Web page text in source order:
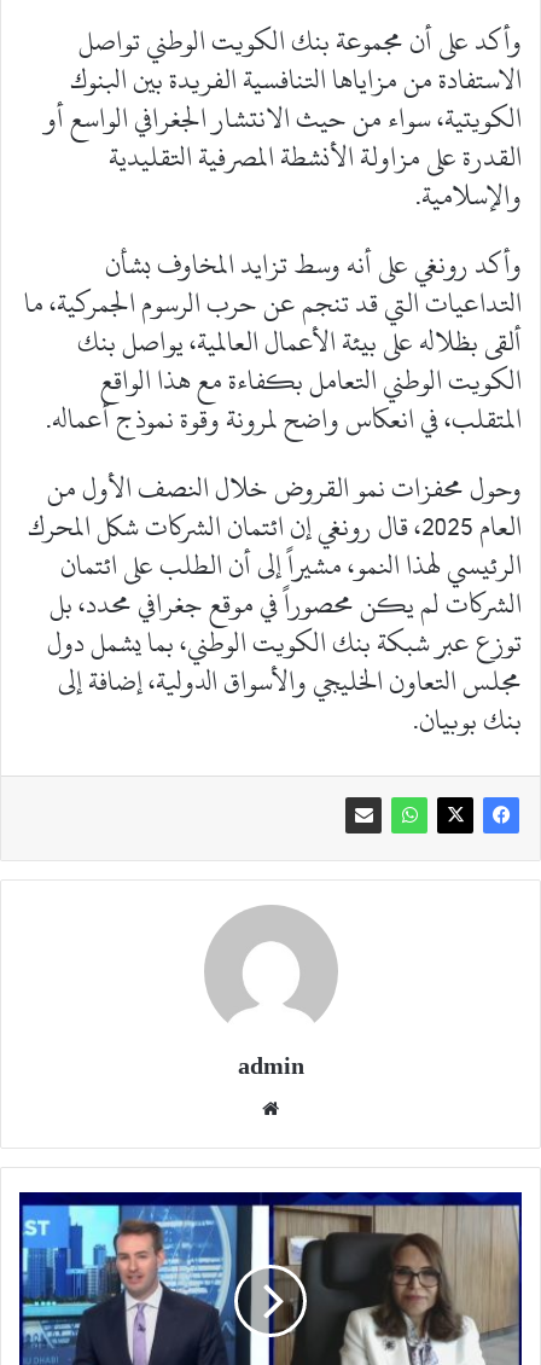
وأكد على أن مجموعة بنك الكويت الوطني تواصل
الاستفادة من مزاياها التنافسية الفريدة بين البنوك
الكويتية، سواء من حيث الانتشار الجغرافي الواسع أو
القدرة على مزاولة الأنشطة المصرفية التقليدية
والإسلامية.
وأكد رونغي على أنه وسط تزايد المخاوف بشأن
التداعيات التي قد تنجم عن حرب الرسوم الجمركية، ما
ألقى بظلاله على بيئة الأعمال العالمية، يواصل بنك
الكويت الوطني التعامل بكفاءة مع هذا الواقع
المتقلب، في انعكاس واضح لمرونة وقوة نموذج أعماله.
وحول محفزات نمو القروض خلال النصف الأول من
العام 2025، قال رونغي إن ائتمان الشركات شكل المحرك
الرئيسي لهذا النمو، مشيراً إلى أن الطلب على ائتمان
الشركات لم يكن محصوراً في موقع جغرافي محدد، بل
توزع عبر شبكة بنك الكويت الوطني، بما يشمل دول
مجلس التعاون الخليجي والأسواق الدولية، إضافة إلى
بنك بوبيان.
admin
شيخة
البحر:
البيئة
التشغيلية
في
الكويت